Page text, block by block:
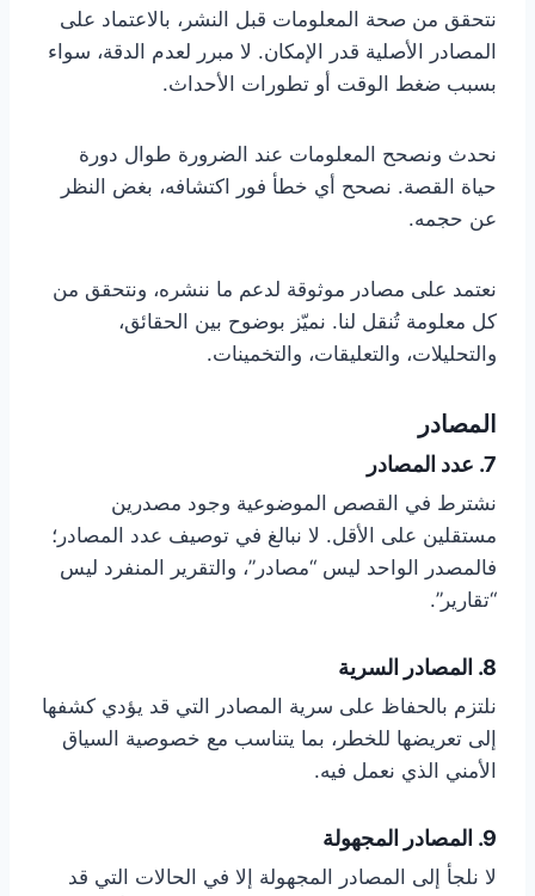
نتحقق من صحة المعلومات قبل النشر، بالاعتماد على
المصادر الأصلية قدر الإمكان. لا مبرر لعدم الدقة، سواء
بسبب ضغط الوقت أو تطورات الأحداث.
نحدث ونصحح المعلومات عند الضرورة طوال دورة
حياة القصة. نصحح أي خطأ فور اكتشافه، بغض النظر
عن حجمه.
نعتمد على مصادر موثوقة لدعم ما ننشره، ونتحقق من
كل معلومة تُنقل لنا. نميّز بوضوح بين الحقائق،
والتحليلات، والتعليقات، والتخمينات.
المصادر
7. عدد المصادر
نشترط في القصص الموضوعية وجود مصدرين
مستقلين على الأقل. لا نبالغ في توصيف عدد المصادر؛
فالمصدر الواحد ليس “مصادر”، والتقرير المنفرد ليس
“تقارير”.
8. المصادر السرية
نلتزم بالحفاظ على سرية المصادر التي قد يؤدي كشفها
إلى تعريضها للخطر، بما يتناسب مع خصوصية السياق
الأمني الذي نعمل فيه.
9. المصادر المجهولة
لا نلجأ إلى المصادر المجهولة إلا في الحالات التي قد